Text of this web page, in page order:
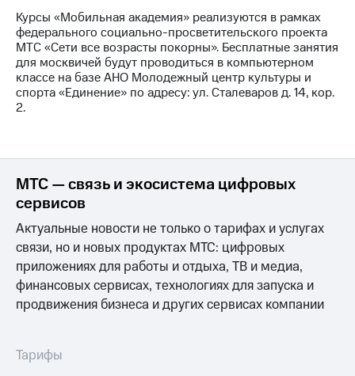
Курсы «Мобильная академия» реализуются в рамках
федерального социально-просветительского проекта
МТС «Сети все возрасты покорны». Бесплатные занятия
для москвичей будут проводиться в компьютерном
классе на базе АНО Молодежный центр культуры и
спорта «Единение» по адресу: ул. Сталеваров д. 14, кор.
2.
МТС — связь и экосистема цифровых
сервисов
Актуальные новости не только о тарифах и услугах
связи, но и новых продуктах МТС: цифровых
приложениях для работы и отдыха, ТВ и медиа,
финансовых сервисах, технологиях для запуска и
продвижения бизнеса и других сервисах компании
Тарифы